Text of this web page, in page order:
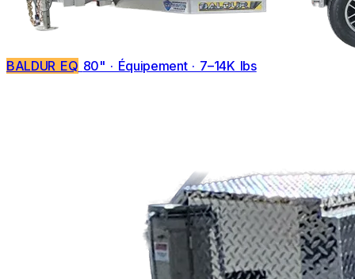
BALDUR EQ 80" · Équipement · 7–14K lbs